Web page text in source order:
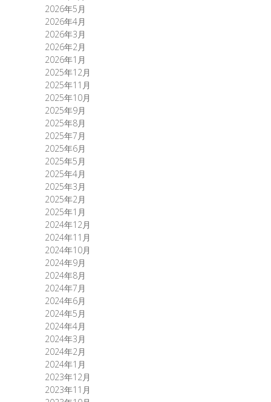
2026年5月
2026年4月
2026年3月
2026年2月
2026年1月
2025年12月
2025年11月
2025年10月
2025年9月
2025年8月
2025年7月
2025年6月
2025年5月
2025年4月
2025年3月
2025年2月
2025年1月
2024年12月
2024年11月
2024年10月
2024年9月
2024年8月
2024年7月
2024年6月
2024年5月
2024年4月
2024年3月
2024年2月
2024年1月
2023年12月
2023年11月